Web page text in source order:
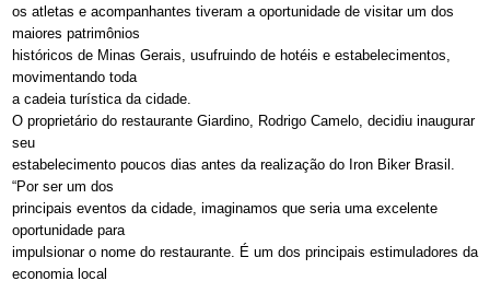
os atletas e acompanhantes tiveram a oportunidade de visitar um dos
maiores patrimônios
históricos de Minas Gerais, usufruindo de hotéis e estabelecimentos,
movimentando toda
a cadeia turística da cidade.
O proprietário do restaurante Giardino, Rodrigo Camelo, decidiu inaugurar
seu
estabelecimento poucos dias antes da realização do Iron Biker Brasil.
“Por ser um dos
principais eventos da cidade, imaginamos que seria uma excelente
oportunidade para
impulsionar o nome do restaurante. É um dos principais estimuladores da
economia local